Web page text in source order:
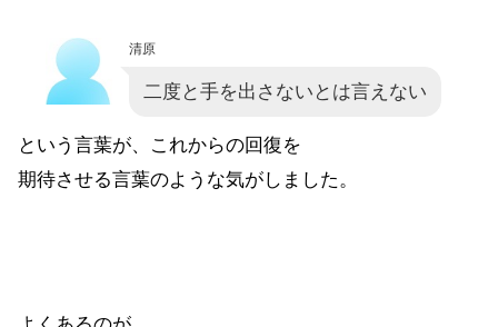
清原
二度と手を出さないとは言えない
という言葉が、これからの回復を
期待させる言葉のような気がしました。